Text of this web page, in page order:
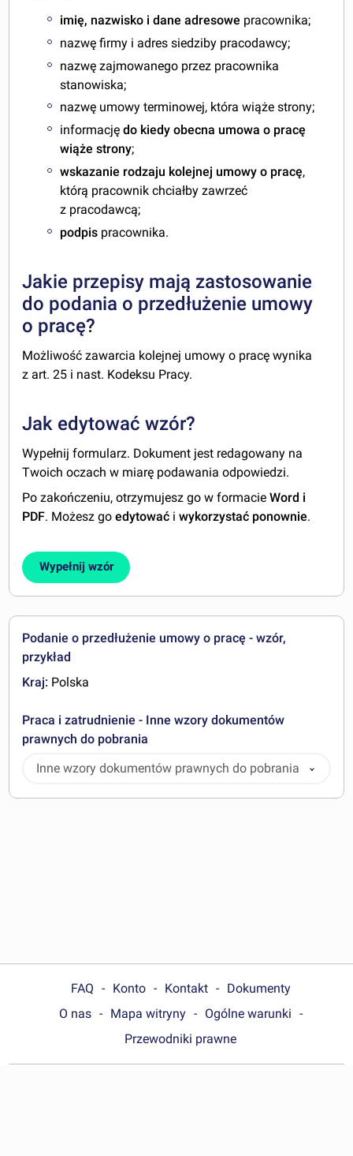
imię, nazwisko i dane adresowe pracownika;
nazwę firmy i adres siedziby pracodawcy;
nazwę zajmowanego przez pracownika
stanowiska;
nazwę umowy terminowej, która wiąże strony;
informacjędo kiedy obecna umowa o pracę
wiąże strony;
wskazanie rodzaju kolejnej umowy o pracę,
którą pracownik chciałby zawrzeć
z pracodawcą;
podpis pracownika.
Jakie przepisy mają zastosowanie
do podania o przedłużenie umowy
o pracę?
Możliwość zawarcia kolejnej umowy o pracę wynika
z art. 25 i nast. Kodeksu Pracy.
Jak edytować wzór?
Wypełnij formularz. Dokument jest redagowany na
Twoich oczach w miarę podawania odpowiedzi.
Po zakończeniu, otrzymujesz go w formacieWord i
PDF. Możesz goedytować iwykorzystać ponownie.
Wypełnij wzór
Podanie o przedłużenie umowy o pracę - wzór,
przykład
Kraj: Polska
Praca i zatrudnienie - Inne wzory dokumentów
prawnych do pobrania
Inne wzory dokumentów prawnych do pobrania
FAQ Konto Kontakt
Dokumenty
O nas
Mapa witryny
Ogólne warunki
Przewodniki prawne